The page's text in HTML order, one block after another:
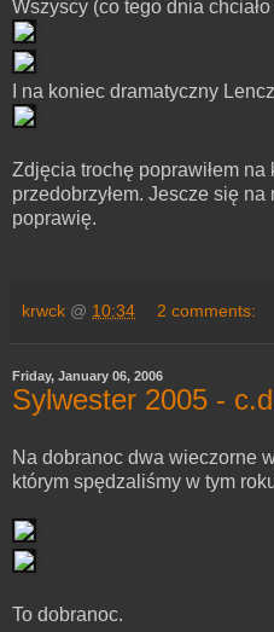
Wszyscy (co tego dnia
I na koniec dramatyczny
Zdjęcia trochę poprawiłem
przedobrzyłem. Jescze się
poprawię.
krwck @ 10:34 2 comments:
Friday, January 06, 2006
Sylwester 2005 -
Na dobranoc dwa wieczorne
którym spędzaliśmy w tym
To dobranoc.